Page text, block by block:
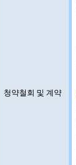
청약철회 및 계약